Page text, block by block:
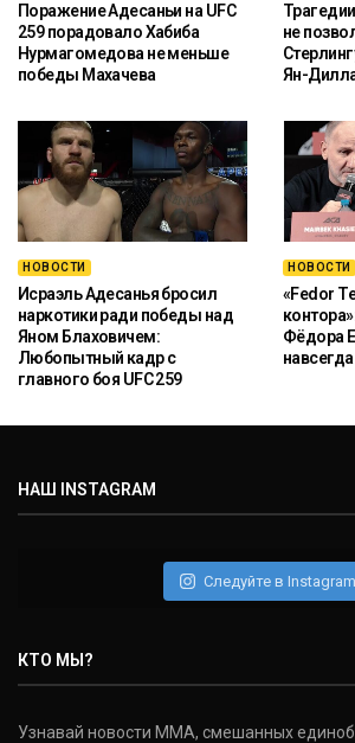
Поражение Адесаньи на UFC
259 порадовало Хабиба
Нурмагомедова не меньше
победы Махачева
не
Ян-
НОВОСТИ
Исраэль Адесанья бросил
наркотики ради победы над
Яном Блаховичем:
Любопытный кадр с
главного боя UFC 259
НОВОСТИ
«Fedor
Фёдора
НАШ INSTAGRAM
Следуйте в Instagram
КТО МЫ?
Узнавай новости ММА, смешанных